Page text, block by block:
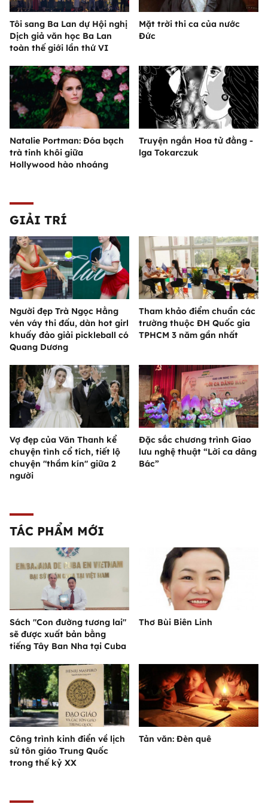
Tôi sang Ba Lan dự Hội nghị
Dịch giả văn học Ba Lan
toàn thế giới lần thứ VI
Mặt trời thi ca của nước
Đức
Natalie Portman: Đóa bạch
trà tinh khôi giữa
Hollywood hào nhoáng
Truyện ngắn Hoa tử đằng -
lga Tokarczuk
GIẢI TRÍ
Người đẹp Trà Ngọc Hằng
vén váy thi đấu, dàn hot girl
khuấy đảo giải pickleball có
Quang Dương
Tham khảo điểm chuẩn các
trường thuộc ĐH Quốc gia
TPHCM 3 năm gần nhất
Vợ đẹp của Văn Thanh kể
chuyện tình cổ tích, tiết lộ
chuyện "thầm kín" giữa 2
người
Đặc sắc chương trình Giao
lưu nghệ thuật “Lời ca dâng
Bác”
TÁC PHẨM MỚI
Sách "Con đường tương lai"
sẽ được xuất bản bằng
tiếng Tây Ban Nha tại Cuba
Thơ Bùi Biên Linh
Công trình kinh điển về lịch
sử tôn giáo Trung Quốc
trong thế kỷ XX
Tản văn: Đèn quê